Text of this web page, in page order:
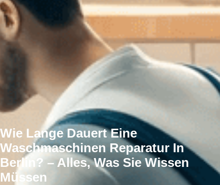
Wie Lange Dauert Eine
Waschmaschinen Reparatur In
Berlin? – Alles, Was Sie Wissen
Müssen